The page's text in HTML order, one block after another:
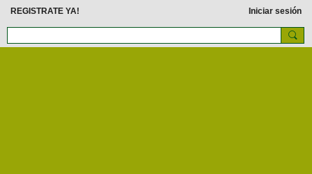
REGISTRATE YA! Iniciar sesión